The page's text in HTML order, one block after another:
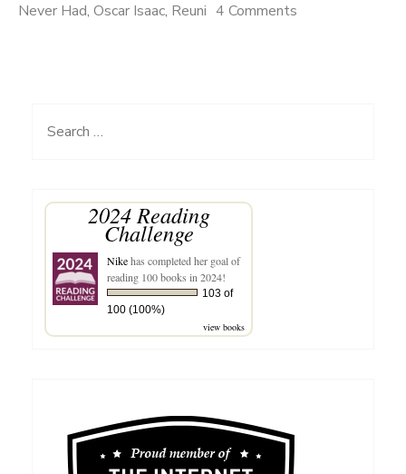
Never Had, Oscar Isaac, Reuni 4 Comments
Search
2024 Reading
Challenge
Nikehas completed her goal of
reading 100 books in 2024!
103 of
100 (100%)
view books